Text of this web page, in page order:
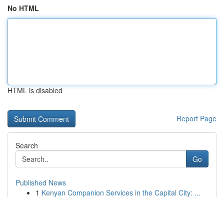
No HTML
HTML is disabled
Report Page
Search
Go
Published News
1 Kenyan Companion Services in the Capital City: ...